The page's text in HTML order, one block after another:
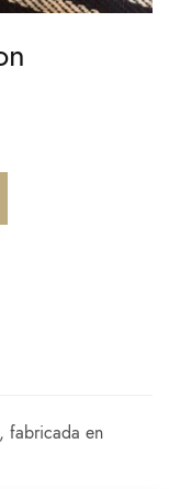
fabricada en